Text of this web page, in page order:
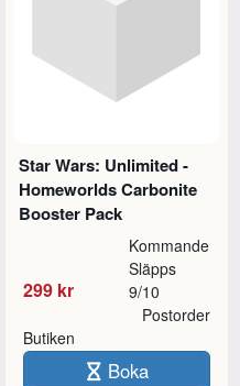
Star Wars: Unlimited -
Homeworlds Carbonite
Booster Pack
299 kr
Kommande
Släpps
9/10
Butiken
Postorder
Boka